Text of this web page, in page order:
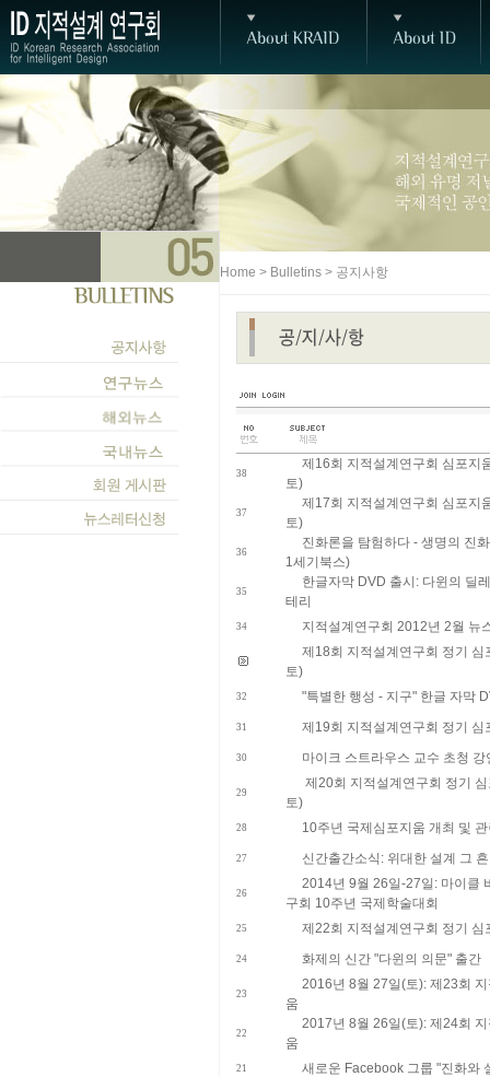
Home > Bulletins > 공지사항
38
제16회 지적설계연구회 심포지
토)
37
제17회 지적설계연구회 심포지
토)
36
진화론을 탐험하다 - 생명의 진
1세기북스)
35
한글자막 DVD 출시: 다윈의 딜
테리
34
지적설계연구회 2012년 2월 뉴
제18회 지적설계연구회 정기
토)
32 "특별한 행성 - 지구" 한글 자막
31 제19회 지적설계연구회 정기
30 마이크 스트라우스 교수 초청
29
제20회 지적설계연구회 정기
토)
28 10주년 국제심포지움 개최 및
27 신간출간소식: 위대한 설계 그
26
2014년 9월 26일-27일: 마이클
구회 10주년 국제학술대회
25 제22회 지적설계연구회 정기
24 화제의 신간 "다윈의 의문" 출간
23
​2016년 8월 27일(토): 제23회
움
22
​2017년 8월 26일(토): 제24회
움
21 새로운 Facebook 그룹 "진화와